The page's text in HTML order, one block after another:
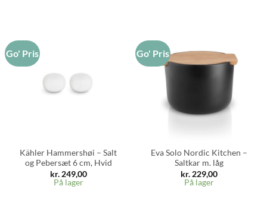
Go' Pris
Kähler Hammershøi – Salt
og Pebersæt 6 cm, Hvid
kr.249,00
På lager
Go' Pris
Eva Solo Nordic Kitchen –
Saltkar m. låg
kr.229,00
På lager